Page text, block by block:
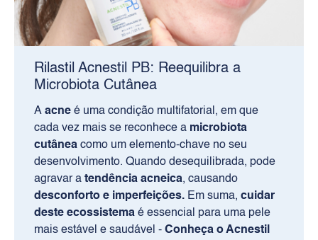
Rilastil Acnestil PB: Reequilibra a
Microbiota Cutânea
A acne é uma condição multifatorial, em que
cada vez mais se reconhece a microbiota
cutânea como um elemento-chave no seu
desenvolvimento. Quando desequilibrada, pode
agravar a tendência acneica, causando
desconforto e imperfeições. Em suma, cuidar
deste ecossistema é essencial para uma pele
mais estável e saudável - Conheça o Acnestil